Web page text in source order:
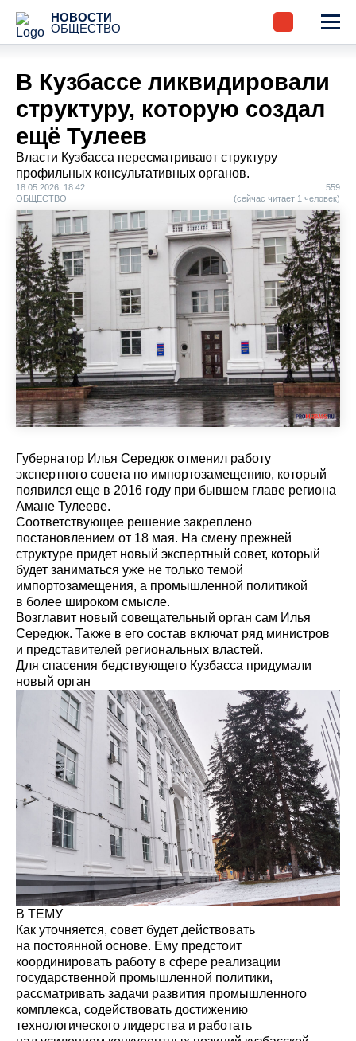
НОВОСТИ
ОБЩЕСТВО
В Кузбассе ликвидировали
структуру, которую создал
ещё Тулеев
Власти Кузбасса пересматривают структуру
профильных консультативных органов.
18.05.2026 18:42
ОБЩЕСТВО
559
(сейчас читает 1 человек)
Губернатор Илья Середюк отменил работу
экспертного совета по импортозамещению, который
появился еще в 2016 году при бывшем главе региона
Амане Тулееве.
Соответствующее решение закреплено
постановлением от 18 мая. На смену прежней
структуре придет новый экспертный совет, который
будет заниматься уже не только темой
импортозамещения, а промышленной политикой
в более широком смысле.
Возглавит новый совещательный орган сам Илья
Середюк. Также в его состав включат ряд министров
и представителей региональных властей.
Для спасения бедствующего Кузбасса придумали
новый орган
В ТЕМУ
Как уточняется, совет будет действовать
на постоянной основе. Ему предстоит
координировать работу в сфере реализации
государственной промышленной политики,
рассматривать задачи развития промышленного
комплекса, содействовать достижению
технологического лидерства и работать